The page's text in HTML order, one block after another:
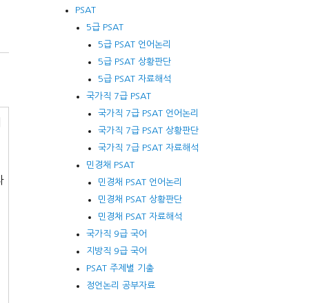
PSAT
5급 PSAT
5급 PSAT 언어논리
5급 PSAT 상황판단
5급 PSAT 자료해석
국가직 7급 PSAT
국가직 7급 PSAT 언어논리
국가직 7급 PSAT 상황판단
국가직 7급 PSAT 자료해석
민경채 PSAT
민경채 PSAT 언어논리
민경채 PSAT 상황판단
민경채 PSAT 자료해석
국가직 9급 국어
지방직 9급 국어
PSAT 주제별 기출
정언논리 공부자료